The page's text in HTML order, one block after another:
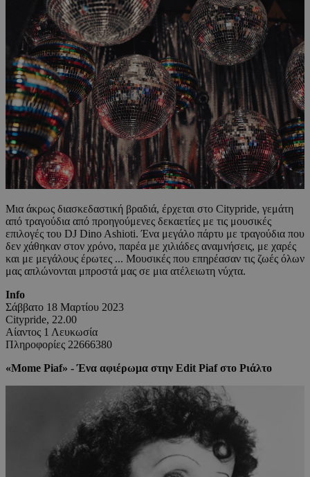
Μια άκρως διασκεδαστική βραδιά, έρχεται στο Citypride, γεμάτη
από τραγούδια από προηγούμενες δεκαετίες με τις μουσικές
επιλογές του DJ Dino Ashioti. Ένα μεγάλο πάρτυ με τραγούδια που
δεν χάθηκαν στον χρόνο, παρέα με χιλιάδες αναμνήσεις, με χαρές
και με μεγάλους έρωτες ... Μουσικές που επηρέασαν τις ζωές όλων
μας απλώνονται μπροστά μας σε μια ατέλειωτη νύχτα.
Ιnfo
Σάββατο 18 Μαρτίου 2023
Citypride, 22.00
Aίαντος 1 Λευκωσία
Πληροφορίες 22666380
«Mome Piaf» - Ένα αφιέρωμα στην Edit Piaf στο Ριάλτο